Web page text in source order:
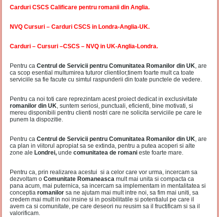
Carduri CSCS Calificare pentru romanii din Anglia.
NVQ Cursuri – Carduri CSCS in Londra-Anglia-UK.
Carduri – Cursuri –CSCS – NVQ in UK-Anglia-Londra.
Pentru caCentrul de Servicii pentru Comunitatea Romanilor din UK, are
ca scop esential multumirea tuturor clientilor,tinem foarte mult ca toate
serviciile sa fie facute cu simtul raspunderii din toate punctele de vedere.
Pentru ca noi toti care reprezintam acest proiect dedicat in exclusivitate
romanilor din UK, suntem seriosi, punctuali, eficienti, bine motivati, si
mereu disponibili pentru clienti nostri care ne solicita serviciile pe care le
punem la dispozitie.
Pentru caCentrul de Servicii pentru Comunitatea Romanilor din UK, are
ca plan in viitorul apropiat sa se extinda, pentru a putea acoperi si alte
zone ale Londrei, undecomunitatea de romani este foarte mare.
Pentru ca, prin realizarea acestui si a celor care vor urma, incercam sa
dezvoltam oComunitate Romaneasca mult mai unita si compacta ca
pana acum, mai puternica, sa incercam sa implementam in mentalitatea si
conceptiaromanilor sa ne ajutam mai mult intre noi, sa fim mai uniti, sa
credem mai mult in noi insine si in posibilitatile si potentialul pe care il
avem ca si comunitate, pe care deseori nu reusim sa il fructificam si sa il
valorificam.